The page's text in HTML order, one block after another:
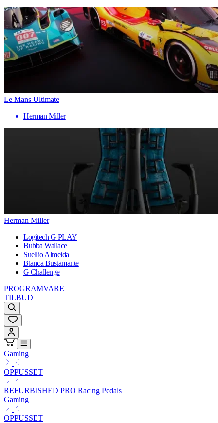
Le Mans Ultimate
Herman Miller
Herman Miller
Logitech G PLAY
Bubba Wallace
Suellio Almeida
Bianca Bustamante
G Challenge
PROGRAMVARE
TILBUD
Gaming
OPPUSSET
REFURBISHED PRO Racing Pedals
Gaming
OPPUSSET